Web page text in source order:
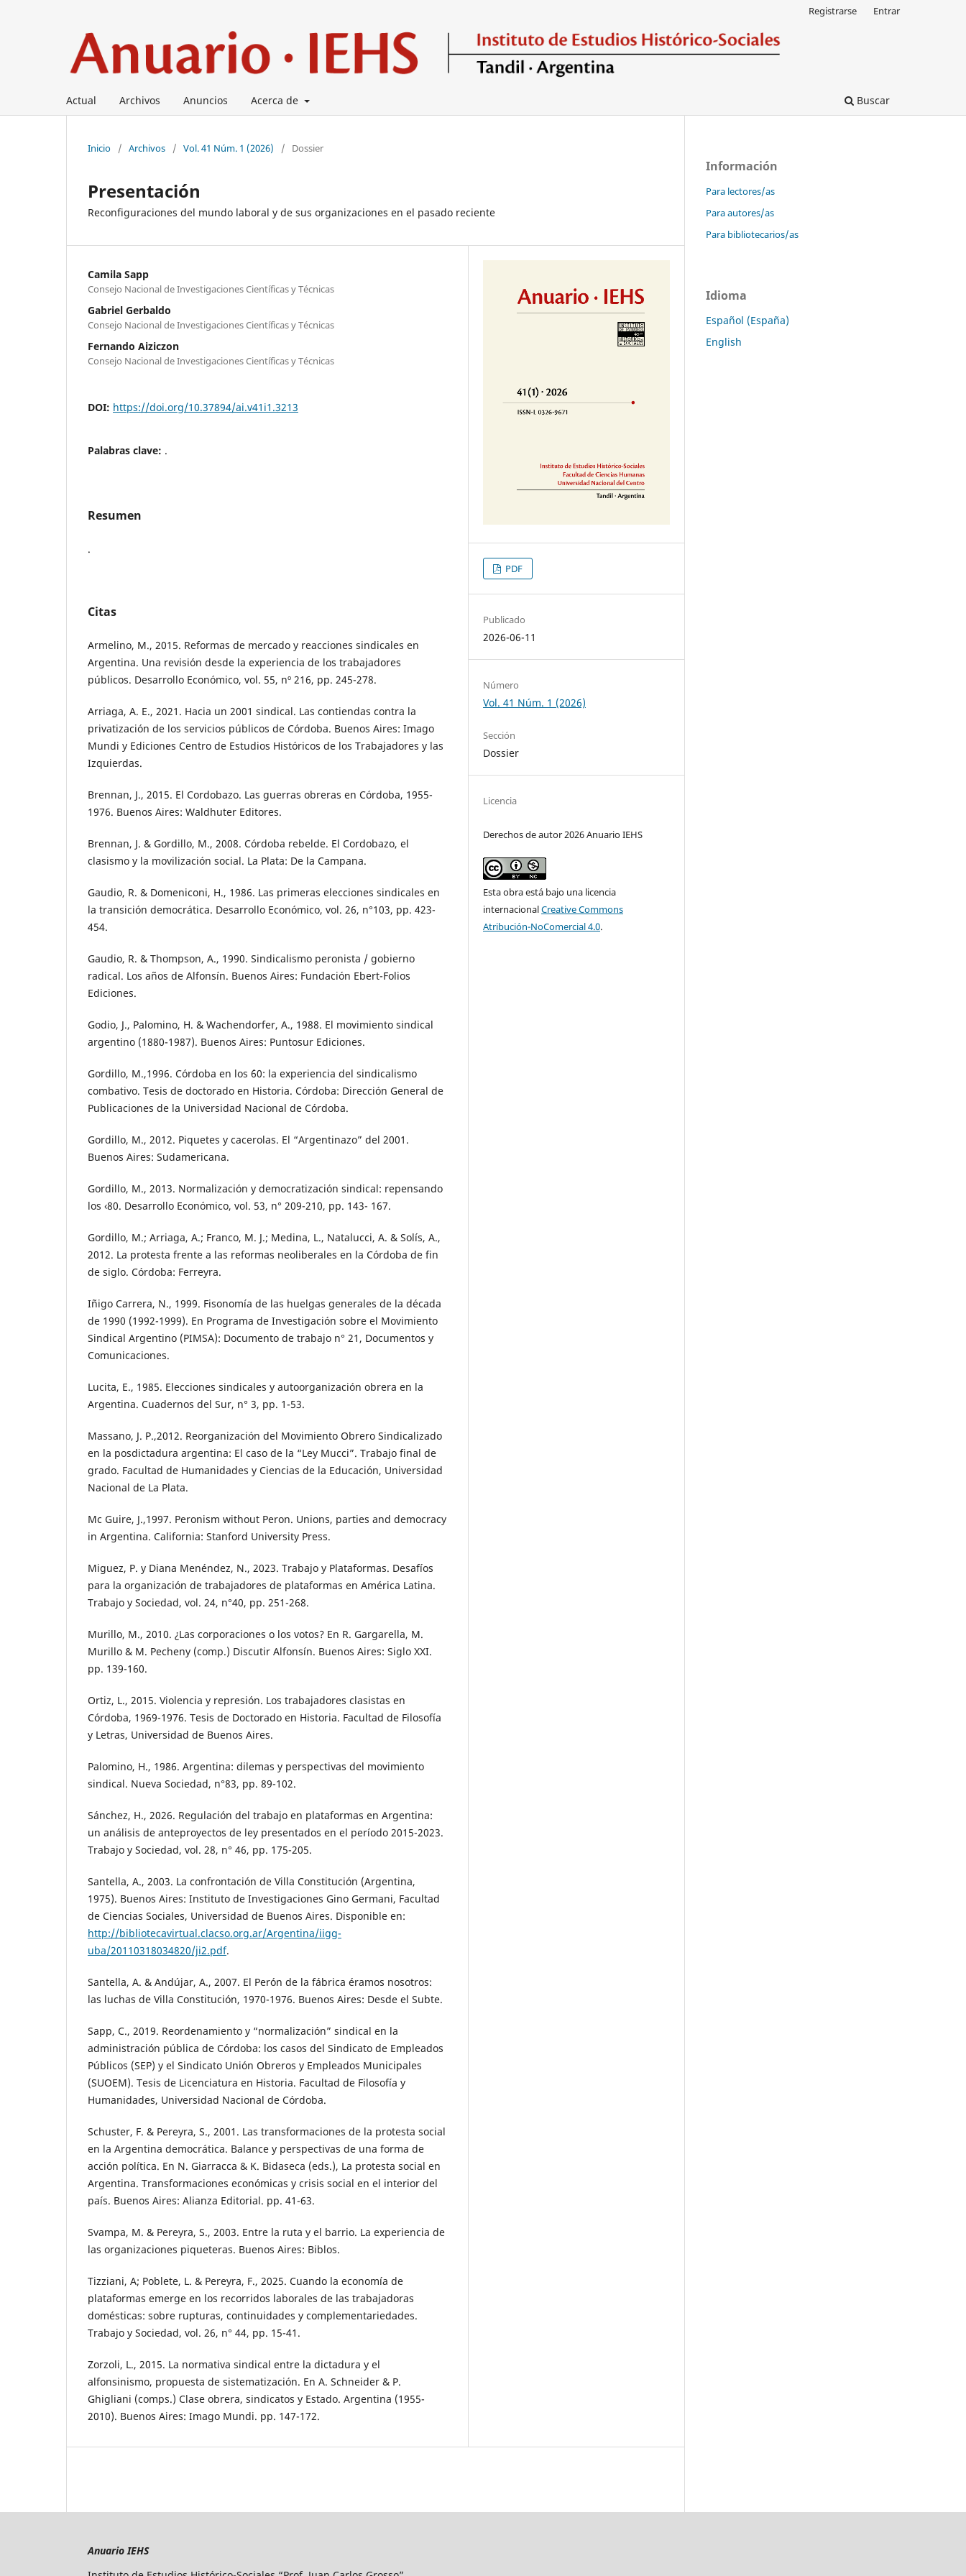
Actual Archivos Anuncios Acerca de Buscar
Registrarse Entrar
Inicio / Archivos / Vol. 41 Núm. 1 (2026) / Dossier
Presentación
Reconfiguraciones del mundo laboral y de sus organizaciones en el pasado reciente
Camila Sapp
Consejo Nacional de Investigaciones Científicas y Técnicas
Gabriel Gerbaldo
Consejo Nacional de Investigaciones Científicas y Técnicas
Fernando Aiziczon
Consejo Nacional de Investigaciones Científicas y Técnicas
DOI: https://doi.org/10.37894/ai.v41i1.3213
Palabras clave: .
Resumen
.
Citas
Armelino, M., 2015. Reformas de mercado y reacciones sindicales en
Argentina. Una revisión desde la experiencia de los trabajadores
públicos. Desarrollo Económico, vol. 55, nº 216, pp. 245-278.
Arriaga, A. E., 2021. Hacia un 2001 sindical. Las contiendas contra la
privatización de los servicios públicos de Córdoba. Buenos Aires: Imago
Mundi y Ediciones Centro de Estudios Históricos de los Trabajadores y las
Izquierdas.
Brennan, J., 2015. El Cordobazo. Las guerras obreras en Córdoba, 1955-
1976. Buenos Aires: Waldhuter Editores.
Brennan, J. & Gordillo, M., 2008. Córdoba rebelde. El Cordobazo, el
clasismo y la movilización social. La Plata: De la Campana.
Gaudio, R. & Domeniconi, H., 1986. Las primeras elecciones sindicales en
la transición democrática. Desarrollo Económico, vol. 26, n°103, pp. 423-
454.
Gaudio, R. & Thompson, A., 1990. Sindicalismo peronista / gobierno
radical. Los años de Alfonsín. Buenos Aires: Fundación Ebert-Folios
Ediciones.
Godio, J., Palomino, H. & Wachendorfer, A., 1988. El movimiento sindical
argentino (1880-1987). Buenos Aires: Puntosur Ediciones.
Gordillo, M.,1996. Córdoba en los ´60: la experiencia del sindicalismo
combativo. Tesis de doctorado en Historia. Córdoba: Dirección General de
Publicaciones de la Universidad Nacional de Córdoba.
Gordillo, M., 2012. Piquetes y cacerolas. El “Argentinazo” del 2001.
Buenos Aires: Sudamericana.
Gordillo, M., 2013. Normalización y democratización sindical: repensando
los ‹80. Desarrollo Económico, vol. 53, n° 209-210, pp. 143- 167.
Gordillo, M.; Arriaga, A.; Franco, M. J.; Medina, L., Natalucci, A. & Solís, A.,
2012. La protesta frente a las reformas neoliberales en la Córdoba de fin
de siglo. Córdoba: Ferreyra.
Iñigo Carrera, N., 1999. Fisonomía de las huelgas generales de la década
de 1990 (1992-1999). En Programa de Investigación sobre el Movimiento
Sindical Argentino (PIMSA): Documento de trabajo n° 21, Documentos y
Comunicaciones.
Lucita, E., 1985. Elecciones sindicales y autoorganización obrera en la
Argentina. Cuadernos del Sur, n° 3, pp. 1-53.
Massano, J. P.,2012. Reorganización del Movimiento Obrero Sindicalizado
en la posdictadura argentina: El caso de la “Ley Mucci”. Trabajo final de
grado. Facultad de Humanidades y Ciencias de la Educación, Universidad
Nacional de La Plata.
Mc Guire, J.,1997. Peronism without Peron. Unions, parties and democracy
in Argentina. California: Stanford University Press.
Miguez, P. y Diana Menéndez, N., 2023. Trabajo y Plataformas. Desafíos
para la organización de trabajadores de plataformas en América Latina.
Trabajo y Sociedad, vol. 24, n°40, pp. 251-268.
Murillo, M., 2010. ¿Las corporaciones o los votos? En R. Gargarella, M.
Murillo & M. Pecheny (comp.) Discutir Alfonsín. Buenos Aires: Siglo XXI.
pp. 139-160.
Ortiz, L., 2015. Violencia y represión. Los trabajadores clasistas en
Córdoba, 1969-1976. Tesis de Doctorado en Historia. Facultad de Filosofía
y Letras, Universidad de Buenos Aires.
Palomino, H., 1986. Argentina: dilemas y perspectivas del movimiento
sindical. Nueva Sociedad, n°83, pp. 89-102.
Sánchez, H., 2026. Regulación del trabajo en plataformas en Argentina:
un análisis de anteproyectos de ley presentados en el período 2015-2023.
Trabajo y Sociedad, vol. 28, n° 46, pp. 175-205.
Santella, A., 2003. La confrontación de Villa Constitución (Argentina,
1975). Buenos Aires: Instituto de Investigaciones Gino Germani, Facultad
de Ciencias Sociales, Universidad de Buenos Aires. Disponible en:
http://bibliotecavirtual.clacso.org.ar/Argentina/iigg-
uba/20110318034820/ji2.pdf.
Santella, A. & Andújar, A., 2007. El Perón de la fábrica éramos nosotros:
las luchas de Villa Constitución, 1970-1976. Buenos Aires: Desde el Subte.
Sapp, C., 2019. Reordenamiento y “normalización” sindical en la
administración pública de Córdoba: los casos del Sindicato de Empleados
Públicos (SEP) y el Sindicato Unión Obreros y Empleados Municipales
(SUOEM). Tesis de Licenciatura en Historia. Facultad de Filosofía y
Humanidades, Universidad Nacional de Córdoba.
Schuster, F. & Pereyra, S., 2001. Las transformaciones de la protesta social
en la Argentina democrática. Balance y perspectivas de una forma de
acción política. En N. Giarracca & K. Bidaseca (eds.), La protesta social en
Argentina. Transformaciones económicas y crisis social en el interior del
país. Buenos Aires: Alianza Editorial. pp. 41-63.
Svampa, M. & Pereyra, S., 2003. Entre la ruta y el barrio. La experiencia de
las organizaciones piqueteras. Buenos Aires: Biblos.
Tizziani, A; Poblete, L. & Pereyra, F., 2025. Cuando la economía de
plataformas emerge en los recorridos laborales de las trabajadoras
domésticas: sobre rupturas, continuidades y complementariedades.
Trabajo y Sociedad, vol. 26, n° 44, pp. 15-41.
Zorzoli, L., 2015. La normativa sindical entre la dictadura y el
alfonsinismo, propuesta de sistematización. En A. Schneider & P.
Ghigliani (comps.) Clase obrera, sindicatos y Estado. Argentina (1955-
2010). Buenos Aires: Imago Mundi. pp. 147-172.
PDF
Publicado
2026-06-11
Número
Vol. 41 Núm. 1 (2026)
Sección
Dossier
Licencia
Derechos de autor 2026 Anuario IEHS
Esta obra está bajo una licencia
internacionalCreative Commons
Atribución-NoComercial 4.0.
Información
Para lectores/as
Para autores/as
Para bibliotecarios/as
Idioma
Español (España)
English
Anuario IEHS